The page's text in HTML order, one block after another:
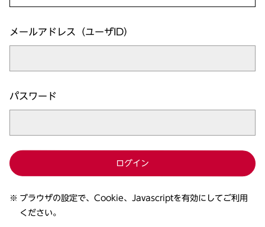
メールアドレス（ユーザID）
パスワード
ログイン
ブラウザの設定で、Cookie、Javascriptを有効にしてご利用
ください。